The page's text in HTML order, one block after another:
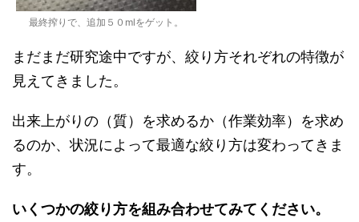
最終搾りで、追加５０mlをゲット。
まだまだ研究途中ですが、絞り方それぞれの特徴が
見えてきました。
出来上がりの（質）を求めるか（作業効率）を求め
るのか、状況によって最適な絞り方は変わってきま
す。
いくつかの絞り方を組み合わせてみてください。